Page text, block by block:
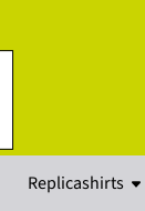
Replicashirts